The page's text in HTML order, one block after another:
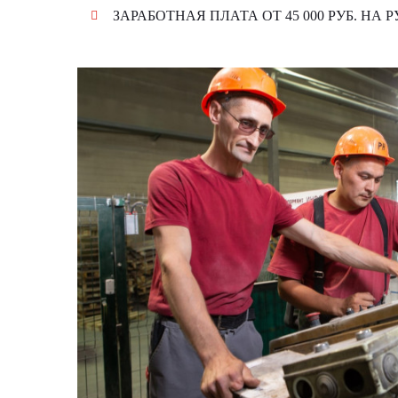
ЗАРАБОТНАЯ ПЛАТА ОТ 45 000 РУБ. НА